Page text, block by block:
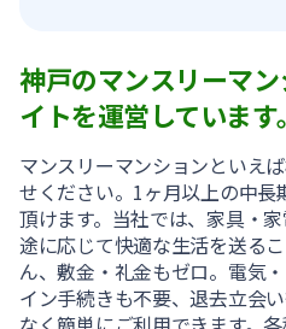
神戸のマンスリーマ
イトを運営しています。
マンスリーマンションといえ
せください。1ヶ月以上の中
頂けます。当社では、家具・
途に応じて快適な生活を送る
ん、敷金・礼金もゼロ。電気
イン手続きも不要、退去立会